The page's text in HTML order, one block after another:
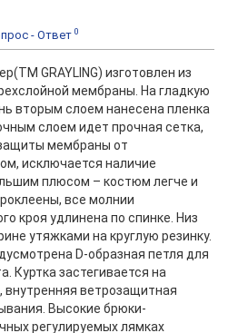
- Ответ 0
GRAYLING) изготовлен из
мембраны. На гладкую
вторым слоем нанесена пленка
слоем идет прочная сетка,
мембраны от
исключается наличие
плюсом – костюм легче и
все молнии
кроя удлинена по спинке. Низ
утяжками на круглую резинку.
D-образная петля для
Куртка застегивается на
ветрозащитная
Высокие брюки-
регулируемых лямках